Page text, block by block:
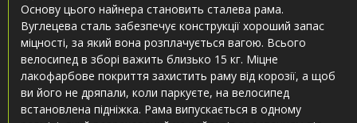
Основу цього найнера становить сталева рама.
Вуглецева сталь забезпечує конструкції хороший запас
міцності, за який вона розплачується вагою. Всього
велосипед в зборі важить близько 15 кг. Міцне
лакофарбове покриття захистить раму від корозії, а щоб
ви його не дряпали, коли паркуєте, на велосипед
встановлена ​​підніжка. Рама випускається в одному